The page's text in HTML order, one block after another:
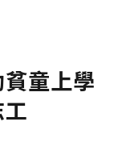
童上學